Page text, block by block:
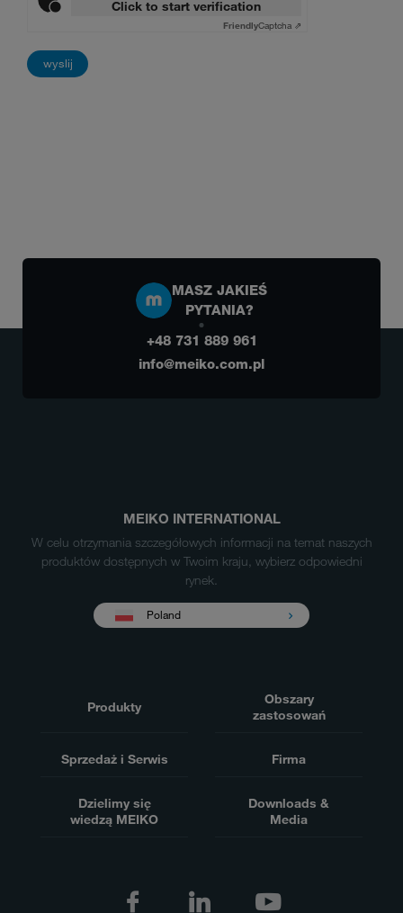
Click to start verification
FriendlyCaptcha ⇗
MASZ JAKIEŚ
PYTANIA?
+48 731 889 961
info@meiko.com.pl
MEIKO INTERNATIONAL
W celu otrzymania szczegółowych informacji na temat naszych
produktów dostępnych w Twoim kraju, wybierz odpowiedni
rynek.
Poland
Produkty
Obszary
zastosowań
Sprzedaż i Serwis Firma
Dzielimy się
wiedzą MEIKO
Downloads &
Media